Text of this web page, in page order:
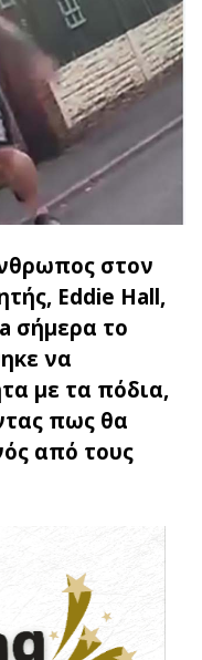
στον
Eddie Hall,
σήμερα το
να
με τα πόδια,
πως θα
από τους